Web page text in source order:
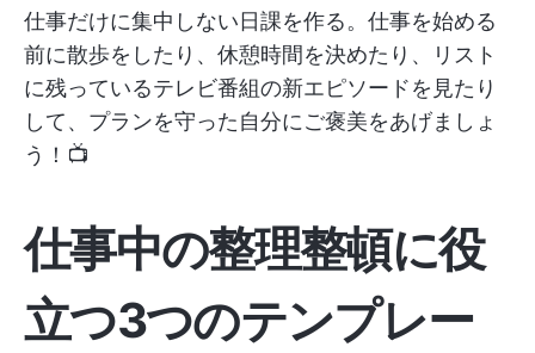
仕事だけに集中しない日課を作る。仕事を始める
前に散歩をしたり、休憩時間を決めたり、リスト
に残っているテレビ番組の新エピソードを見たり
して、プランを守った自分にご褒美をあげましょ
う！📺
仕事中の整理整頓に役
立つ3つのテンプレー